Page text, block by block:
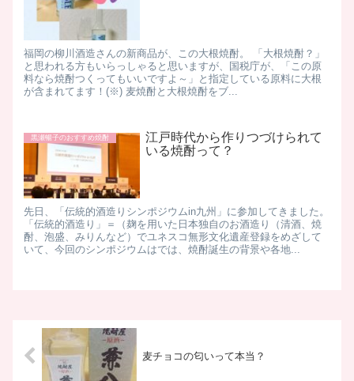
福岡の柳川酒造さんの新商品が、この大根焼酎。 「大根焼酎？」
と思われる方もいらっしゃると思いますが、国税庁が、「この原
料なら焼酎つくってもいいですよ～」と指定している原料に大根
が含まれてます！(※) 麦焼酎と大根焼酎をブ...
黒瀬暢子のおすすめ焼酎
江戸時代から作りつづけられて
いる焼酎って？
先日、「伝統的酒造りシンポジウムin九州」に参加してきました。
「伝統的酒造り」＝（麹を用いた日本独自のお酒造り（清酒、焼
酎、泡盛、みりんなど）でユネスコ無形文化遺産登録をめざして
いて、今回のシンポジウムはでは、焼酎誕生の背景や各地...
麦チョコの匂いって本当？